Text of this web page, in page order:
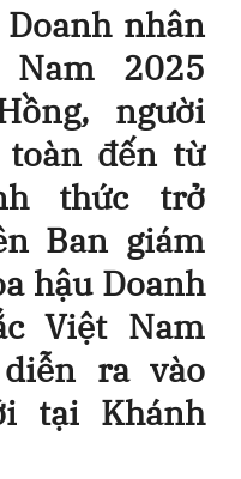
nhân
2025
người
đến từ
thức trở
Ban giám
hậu Doanh
Việt Nam
ra vào
tại Khánh